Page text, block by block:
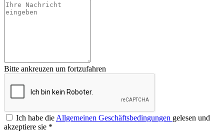
Bitte ankreuzen um fortzufahren
Ich habe dieAllgemeinen Geschäftsbedingungen gelesen und
akzeptiere sie *